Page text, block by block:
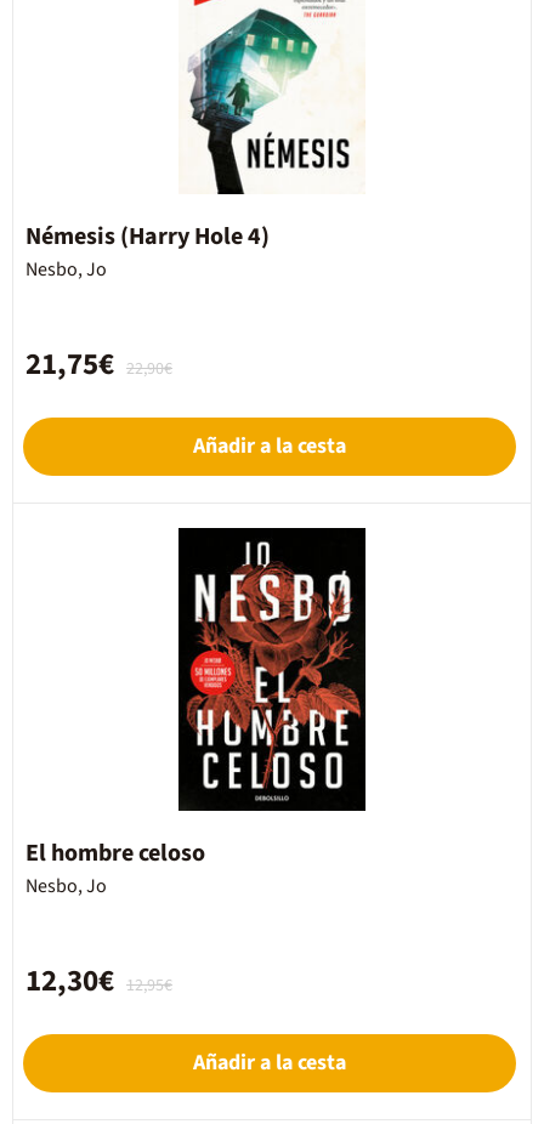
Némesis (Harry Hole 4)
Nesbo, Jo
22,90€
21,75€
Añadir a la cesta
El hombre celoso
Nesbo, Jo
12,95€
12,30€
Añadir a la cesta